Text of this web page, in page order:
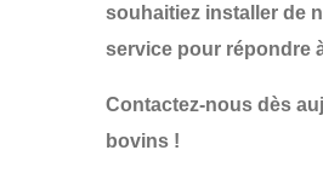
souhaitiez installer de
service pour répondre
Contactez-nous dès
bovins !